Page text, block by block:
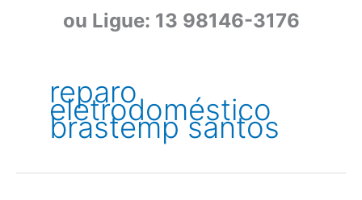
ou Ligue: 13 98146-3176
reparo
eletrodoméstico
brastemp santos